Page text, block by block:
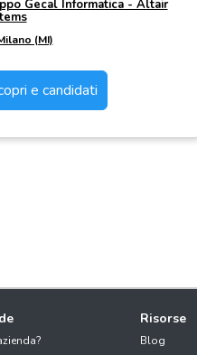
Gecal Informatica - Altair
(MI)
e candidati
Risorse
Blog